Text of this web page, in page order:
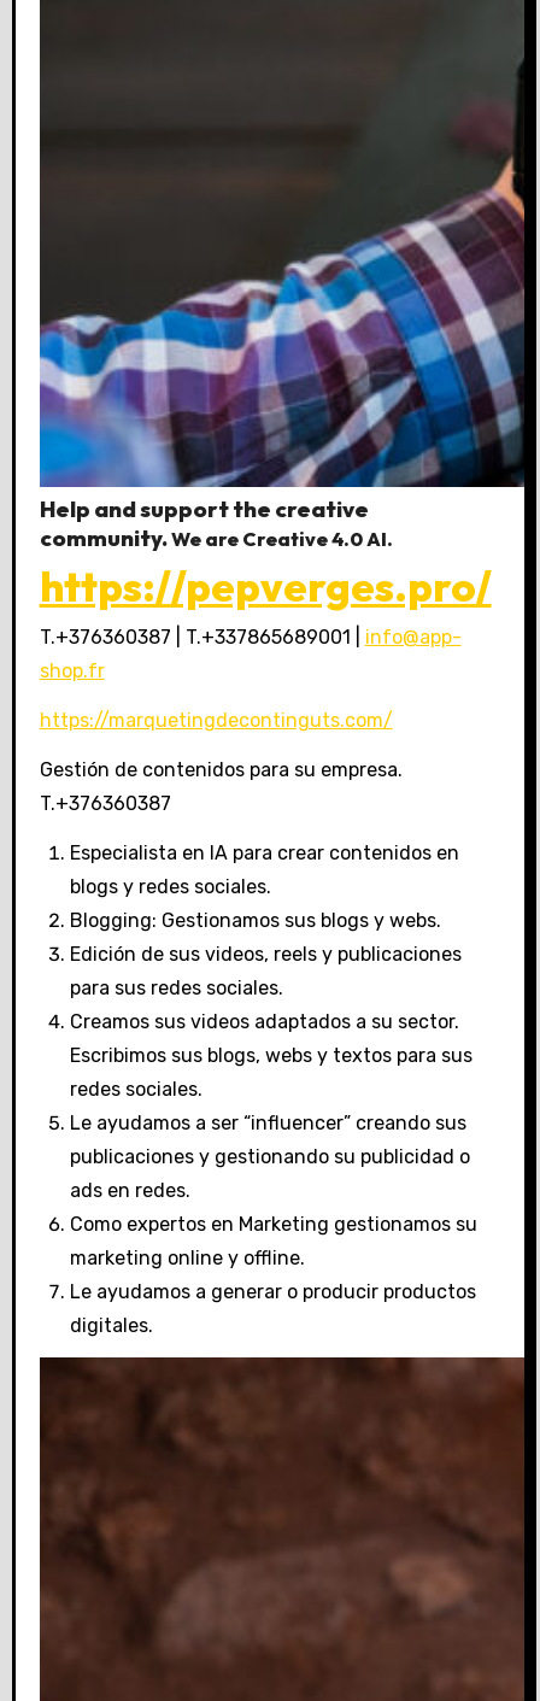
Help and support the creative
community.We are Creative 4.0 AI.
https://pepverges.pro/
T.+376360387 | T.+337865689001 | info@app-
shop.fr
https://marquetingdecontinguts.com/
Gestión de contenidos para su empresa.
T.+376360387
Especialista en IA para crear contenidos en
blogs y redes sociales.
Blogging: Gestionamos sus blogs y webs.
Edición de sus videos, reels y publicaciones
para sus redes sociales.
Creamos sus videos adaptados a su sector.
Escribimos sus blogs, webs y textos para sus
redes sociales.
Le ayudamos a ser “influencer” creando sus
publicaciones y gestionando su publicidad o
ads en redes.
Como expertos en Marketing gestionamos su
marketing online y offline.
Le ayudamos a generar o producir productos
digitales.